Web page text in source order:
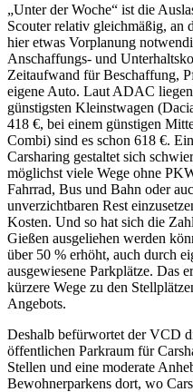
„Unter der Woche“ ist die
Scouter relativ gleichmäßig, an
hier etwas Vorplanung
Anschaffungs- und
Zeitaufwand für Beschaffung,
eigene Auto. Laut ADAC
günstigsten Kleinstwagen
418 €, bei einem günstigen
Combi) sind es schon 618 €.
Carsharing gestaltet sich
möglichst viele Wege ohne
Fahrrad, Bus und Bahn oder
unverzichtbaren Rest
Kosten. Und so hat sich die
Gießen ausgeliehen werden
über 50 % erhöht, auch durch
ausgewiesene Parkplätze. Das
kürzere Wege zu den
Angebots.
Deshalb befürwortet der VCD
öffentlichen Parkraum für
Stellen und eine moderate
Bewohnerparkens dort, wo